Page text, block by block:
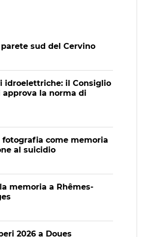
sud del Cervino
idroelettriche: il Consiglio
la norma di
fotografia come memoria
al suicidio
memoria a Rhêmes-
2026 a Doues